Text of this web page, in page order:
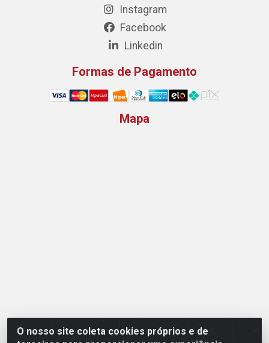
O nosso site coleta cookies próprios e de
Instagram
Facebook
Linkedin
Formas de Pagamento
Mapa
Opção Atacadista - Setor De Industria Qi 21 Lt 23 A 41,